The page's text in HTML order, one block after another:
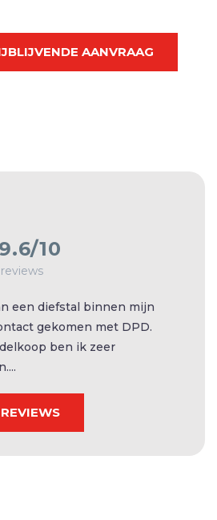
AANVRAAG
9.6/10
een diefstal binnen mijn
gekomen met DPD.
ben ik zeer